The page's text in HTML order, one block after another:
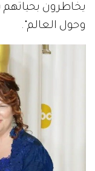
يخاطرون
وحول العالم".